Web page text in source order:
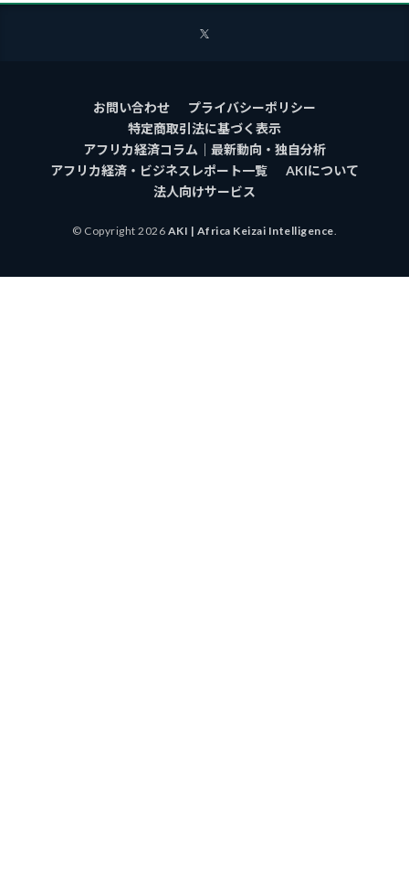
お問い合わせ
プライバシーポリシー
特定商取引法に基づく表示
アフリカ経済コラム｜最新動向・独自分析
アフリカ経済・ビジネスレポート一覧
AKIについて
法人向けサービス
© Copyright 2026 AKI | Africa Keizai Intelligence